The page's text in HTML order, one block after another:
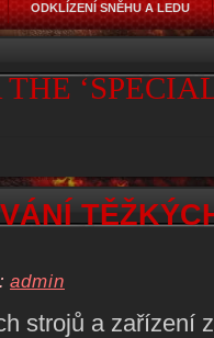
ODKLÍZENÍ SNĚHU A LEDU
admin
strojů a zařízení